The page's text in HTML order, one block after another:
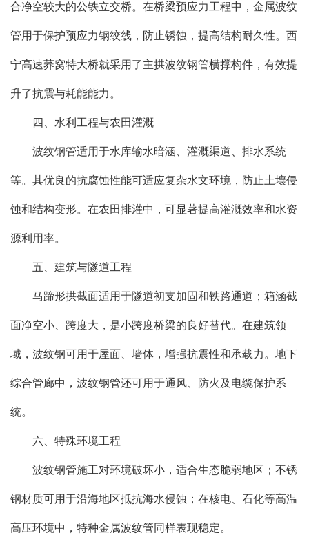
合净空较大的公铁立交桥。在桥梁预应力工程中，金属波纹
管用于保护预应力钢绞线，防止锈蚀，提高结构耐久性。西
宁高速荞窝特大桥就采用了主拱波纹钢管横撑构件，有效提
升了抗震与耗能能力。
四、水利工程与农田灌溉
波纹钢管适用于水库输水暗涵、灌溉渠道、排水系统
等。其优良的抗腐蚀性能可适应复杂水文环境，防止土壤侵
蚀和结构变形。在农田排灌中，可显著提高灌溉效率和水资
源利用率。
五、建筑与隧道工程
马蹄形拱截面适用于隧道初支加固和铁路通道；箱涵截
面净空小、跨度大，是小跨度桥梁的良好替代。在建筑领
域，波纹钢可用于屋面、墙体，增强抗震性和承载力。地下
综合管廊中，波纹钢管还可用于通风、防火及电缆保护系
统。
六、特殊环境工程
波纹钢管施工对环境破坏小，适合生态脆弱地区；不锈
钢材质可用于沿海地区抵抗海水侵蚀；在核电、石化等高温
高压环境中，特种金属波纹管同样表现稳定。